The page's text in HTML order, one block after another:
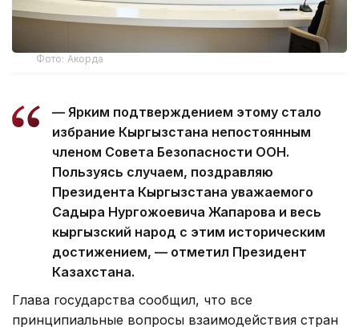
Фото: Акорда
— Ярким подтверждением этому стало
избрание Кыргызстана непостоянным
членом Совета Безопасности ООН.
Пользуясь случаем, поздравляю
Президента Кыргызстана уважаемого
Садыра Нургожоевича Жапарова и весь
кыргызский народ с этим историческим
достижением, — отметил Президент
Казахстана.
Глава государства сообщил, что все
принципиальные вопросы взаимодействия стран